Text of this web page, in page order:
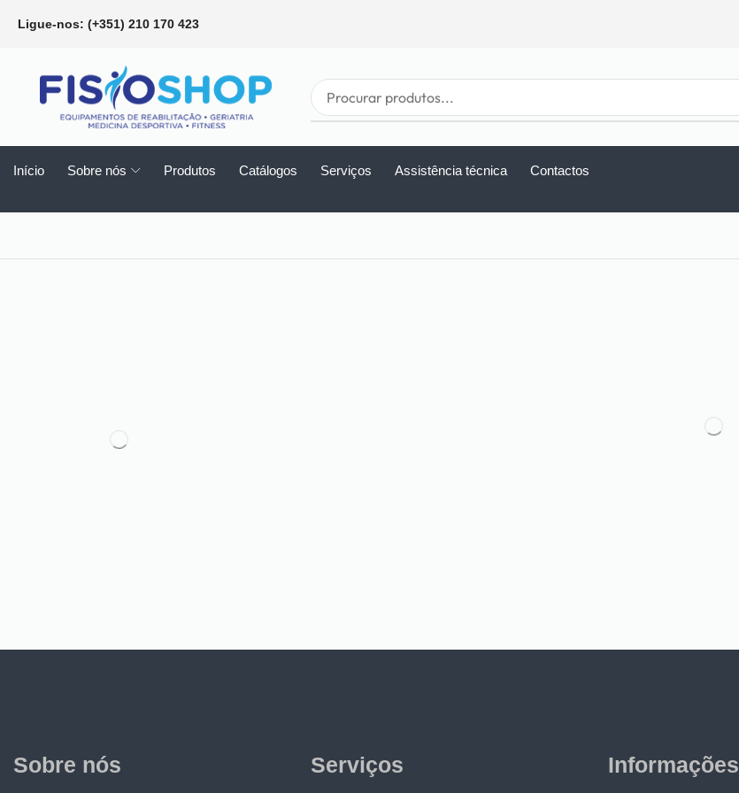
Ligue-nos: (+351) 210 170 423
Início Sobre nós Produtos Catálogos Serviços Assistência técnica Contactos
Sobre nós Serviços Informações